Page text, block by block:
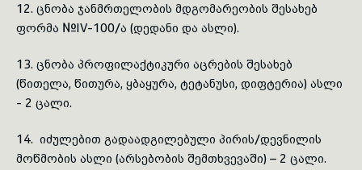
12. ცნობა ჯანმრთელობის მდგომარეობის შესახებ
ფორმა №IV-100/ა (დედანი და ასლი).
13. ცნობა პროფილაქტიკური აცრების შესახებ
(წითელა, წითურა, ყბაყურა, ტეტანუსი, დიფტერია) ასლი
- 2 ცალი.
14. იძულებით გადაადგილებული პირის/დევნილის
მოწმობის ასლი (არსებობის შემთხვევაში) – 2 ცალი.